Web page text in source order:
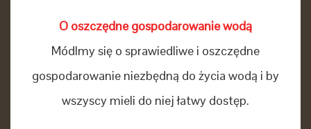
O oszczędne gospodarowanie wodą
Módlmy się o sprawiedliwe i oszczędne
gospodarowanie niezbędną do życia wodą i by
wszyscy mieli do niej łatwy dostęp.